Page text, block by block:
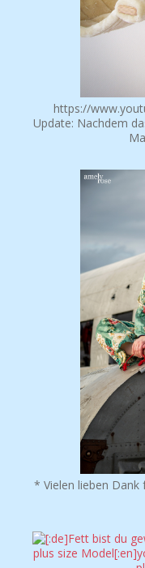
https://
Update: Nachdem
* Vielen lieben